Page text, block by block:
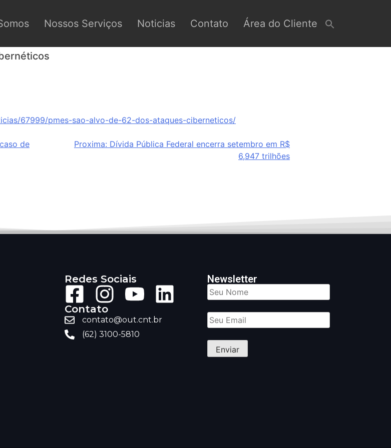
Nossos Serviços Noticias Contato Área do Cliente
67999/pmes-sao-alvo-de-62-dos-ataques-ciberneticos/
de
Proxima: Dívida Pública Federal encerra setembro em R$
6,947 trilhões
Redes Sociais
Contato
contato@out.cnt.br
(62) 3100-5810
Newsletter